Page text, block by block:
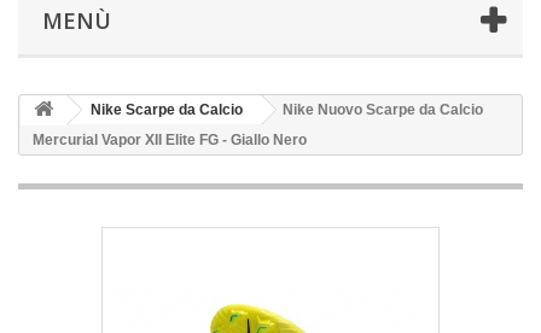
MENÙ
Nike Scarpe da Calcio
Nike Nuovo Scarpe da Calcio
Mercurial Vapor XII Elite FG - Giallo Nero